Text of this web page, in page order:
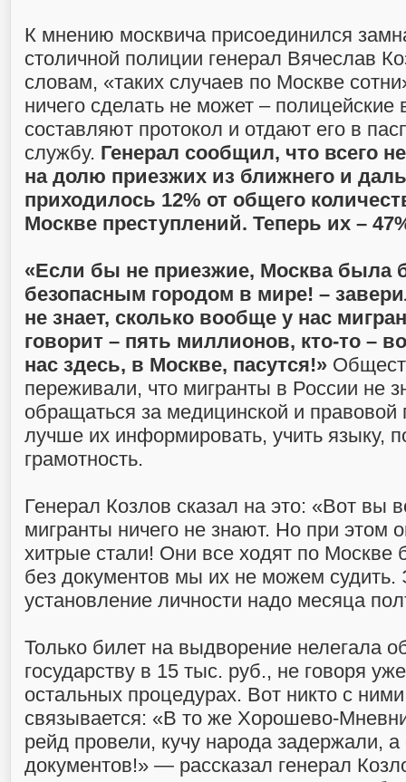
К мнению москвича присоединился
столичной полиции генерал Вячеслав
словам, «таких случаев по Москве
ничего сделать не может – полицейские
составляют протокол и отдают его в
службу. Генерал сообщил, что всего
на долю приезжих из ближнего и
приходилось 12% от общего
Москве преступлений. Теперь их –
«Если бы не приезжие, Москва
безопасным городом в мире! –
не знает, сколько вообще у нас
говорит – пять миллионов, кто-то –
нас здесь, в Москве, пасутся!»
переживали, что мигранты в России не
обращаться за медицинской и
лучше их информировать, учить языку,
грамотность.
Генерал Козлов сказал на это: «Вот вы
мигранты ничего не знают. Но при этом
хитрые стали! Они все ходят по Москве
без документов мы их не можем судить.
установление личности надо месяца
Только билет на выдворение нелегала
государству в 15 тыс. руб., не говоря
остальных процедурах. Вот никто с
связывается: «В то же Хорошево-
рейд провели, кучу народа задержали, а
документов!» — рассказал генерал